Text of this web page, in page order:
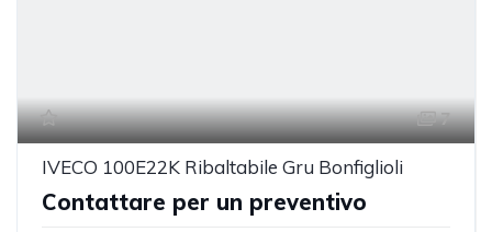
7
IVECO 100E22K Ribaltabile Gru Bonfiglioli
Contattare per un preventivo